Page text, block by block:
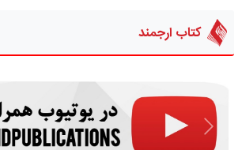
کتاب ارجمند
قبلی